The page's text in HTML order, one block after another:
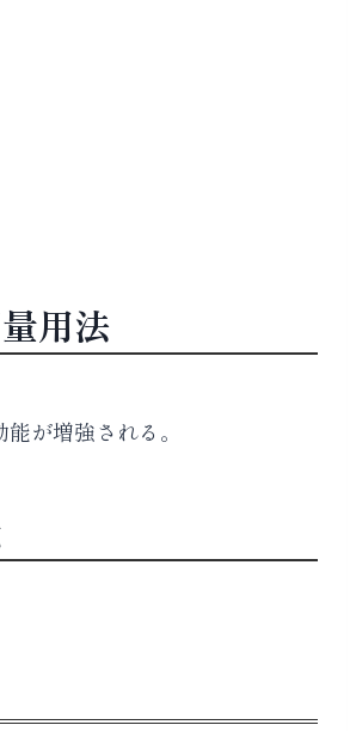
用法
が増強される。